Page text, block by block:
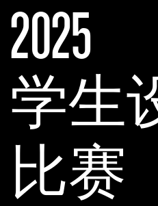
2025
学生
比赛